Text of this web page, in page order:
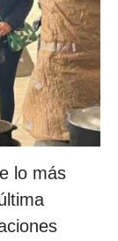
lo más